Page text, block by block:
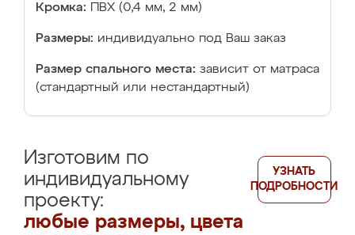
Кромка: ПВХ (0,4 мм, 2 мм)
Размеры: индивидуально под Ваш заказ
Размер спального места: зависит от матраса
(стандартный или нестандартный)
Изготовим по
индивидуальному
проекту:
любые размеры, цвета
УЗНАТЬ
ПОДРОБНОСТИ